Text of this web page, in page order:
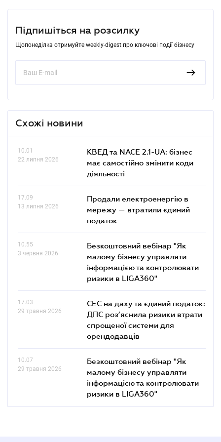
Підпишіться на розсилку
Щопонеділка отримуйте weekly-digest про ключові події бізнесу
Схожі новини
10.01
22 липня 2026
КВЕД та NACE 2.1-UA: бізнес
має самостійно змінити коди
діяльності
17.09
13 липня 2026
Продали електроенергію в
мережу — втратили єдиний
податок
10.55
3 червня 2026
Безкоштовний вебінар "Як
малому бізнесу управляти
інформацією та контролювати
ризики в LIGA360"
17.03
29 травня 2026
СЕС на даху та єдиний податок:
ДПС роз’яснила ризики втрати
спрощеної системи для
орендодавців
10.07
29 травня 2026
Безкоштовний вебінар "Як
малому бізнесу управляти
інформацією та контролювати
ризики в LIGA360"